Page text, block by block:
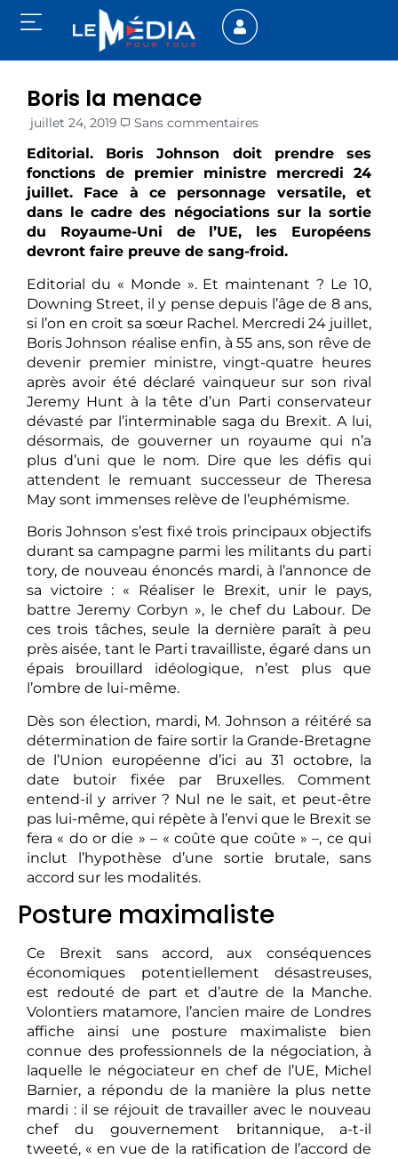
Boris la menace
juillet 24, 2019 Sans commentaires
Editorial. Boris Johnson doit prendre ses
fonctions de premier ministre mercredi 24
juillet. Face à ce personnage versatile, et
dans le cadre des négociations sur la sortie
du Royaume-Uni de l’UE, les Européens
devront faire preuve de sang-froid.
Editorial du « Monde ». Et maintenant ? Le 10,
Downing Street, il y pense depuis l’âge de 8 ans,
si l’on en croit sa sœur Rachel. Mercredi 24 juillet,
Boris Johnson réalise enfin, à 55 ans, son rêve de
devenir premier ministre, vingt-quatre heures
après avoir été déclaré vainqueur sur son rival
Jeremy Hunt à la tête d’un Parti conservateur
dévasté par l’interminable saga du Brexit. A lui,
désormais, de gouverner un royaume qui n’a
plus d’uni que le nom. Dire que les défis qui
attendent le remuant successeur de Theresa
May sont immenses relève de l’euphémisme.
Boris Johnson s’est fixé trois principaux objectifs
durant sa campagne parmi les militants du parti
tory, de nouveau énoncés mardi, à l’annonce de
sa victoire : « Réaliser le Brexit, unir le pays,
battre Jeremy Corbyn », le chef du Labour. De
ces trois tâches, seule la dernière paraît à peu
près aisée, tant le Parti travailliste, égaré dans un
épais brouillard idéologique, n’est plus que
l’ombre de lui-même.
Dès son élection, mardi, M. Johnson a réitéré sa
détermination de faire sortir la Grande-Bretagne
de l’Union européenne d’ici au 31 octobre, la
date butoir fixée par Bruxelles. Comment
entend-il y arriver ? Nul ne le sait, et peut-être
pas lui-même, qui répète à l’envi que le Brexit se
fera « do or die » – « coûte que coûte » –, ce qui
inclut l’hypothèse d’une sortie brutale, sans
accord sur les modalités.
Posture maximaliste
Ce Brexit sans accord, aux conséquences
économiques potentiellement désastreuses,
est redouté de part et d’autre de la Manche.
Volontiers matamore, l’ancien maire de Londres
affiche ainsi une posture maximaliste bien
connue des professionnels de la négociation, à
laquelle le négociateur en chef de l’UE, Michel
Barnier, a répondu de la manière la plus nette
mardi : il se réjouit de travailler avec le nouveau
chef du gouvernement britannique, a-t-il
tweeté, « en vue de la ratification de l’accord de